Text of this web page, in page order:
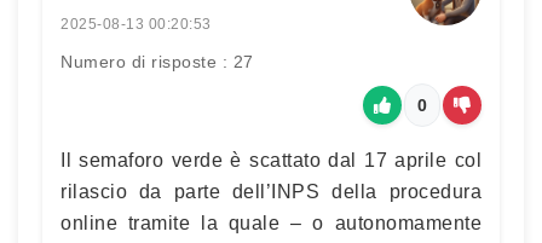
2025-08-13 00:20:53
Numero di risposte : 27
0
Il semaforo verde è scattato dal 17 aprile col
rilascio da parte dell’INPS della procedura
online tramite la quale – o autonomamente